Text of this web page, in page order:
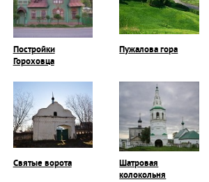
Постройки
Гороховца
Пужалова гора
Святые ворота
Шатровая
колокольня